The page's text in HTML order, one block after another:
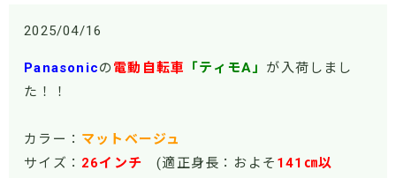
2025/04/16
Panasonicの 電動自転車 「ティモA」 が入荷しまし
た！！
カラー： マットベージュ
サイズ： 26インチ (適正身長：およそ 141㎝以